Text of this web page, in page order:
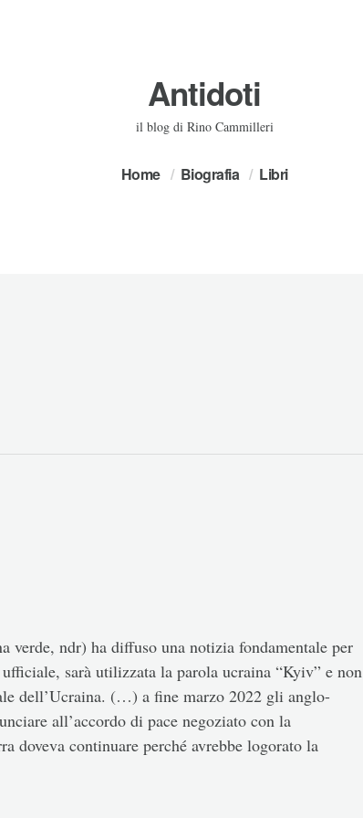
Antidoti
il blog di Rino Cammilleri
Home Biografia Libri
ndr) ha diffuso una notizia fondamentale per
sarà utilizzata la parola ucraina “Kyiv” e non
dell’Ucraina. (…) a fine marzo 2022 gli anglo-
all’accordo di pace negoziato con la
doveva continuare perché avrebbe logorato la